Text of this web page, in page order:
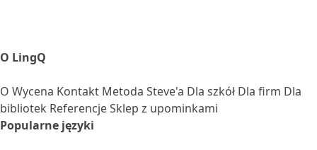
O LingQ
O Wycena Kontakt Metoda Steve'a Dla szkół Dla firm Dla
bibliotek ReferencjeSklep z upominkami
Popularne języki